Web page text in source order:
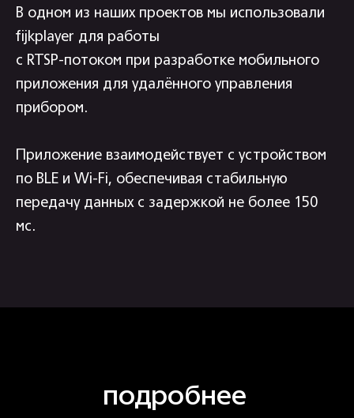
В одном из наших проектов мы использовали
fijkplayer для работы
с RTSP-потоком при разработке мобильного
приложения для удалённого управления
прибором.
Приложение взаимодействует с устройством
по BLE и Wi-Fi, обеспечивая стабильную
передачу данных с задержкой не более 150
мс.